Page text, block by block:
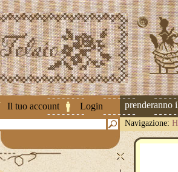
Il tuo account Login
Attenzione ! Le spedizioni riprenderanno il 2
Navigazione: